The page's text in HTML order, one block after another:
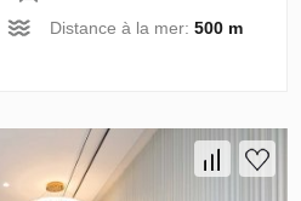
Distance à la mer:500 m